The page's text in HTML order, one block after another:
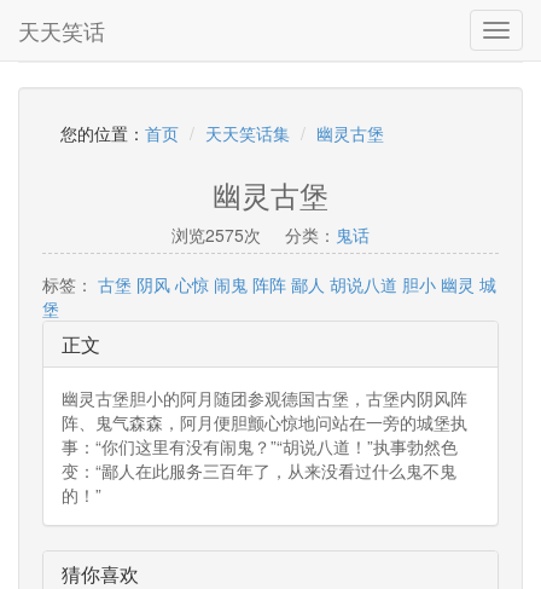
天天笑话
您的位置： 首页 天天笑话集 幽灵古堡
幽灵古堡
浏览2575次 分类： 鬼话
标签： 古堡 阴风 心惊 闹鬼 阵阵 鄙人 胡说八道 胆小 幽灵 城
堡
正文
幽灵古堡胆小的阿月随团参观德国古堡，古堡内阴风阵
阵、鬼气森森，阿月便胆颤心惊地问站在一旁的城堡执
事：“你们这里有没有闹鬼？”“胡说八道！”执事勃然色
变：“鄙人在此服务三百年了，从来没看过什么鬼不鬼
的！”
猜你喜欢